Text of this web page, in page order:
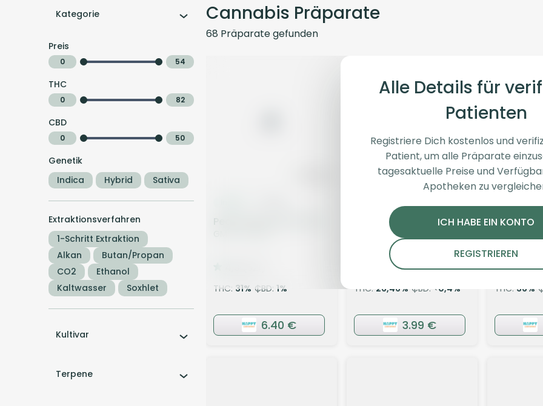
Kategorie
Preis
0 54
THC
0 82
CBD
0 50
Genetik
Indica
Hybrid Sativa
Extraktionsverfahren
1-Schritt Extraktion
Alkan
Butan/Propan
CO2
Ethanol
Kaltwasser
Soxhlet
Kultivar
Terpene
Cannabis Präparate
68 Präparategefunden
Alle Details für
Patienten
Registriere Dich kostenlos und
Patient, um alle Präparate
tagesaktuelle Preise und
Apotheken zu
ICH HABE EIN KONTO
REGISTRIEREN
THC: 31% CBD: 1%
6.40 €
Huala 27/1 CA GOL
Goldkirsch
(34)
THC: 26,46 % CBD: <0,4 %
3.99 €
enua 36/1
4,5
THC: 36 %